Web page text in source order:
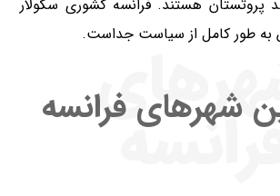
و ۳ درصد پروتستان هستند. فرانسه کشوری سکولار
به طور کامل از سیاست جداست.
شهرهای فرانسه